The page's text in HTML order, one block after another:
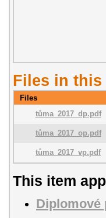
Files in this
Files
tůma_2017_dp.pdf
tůma_2017_op.pdf
tůma_2017_vp.pdf
This item
Diplomové